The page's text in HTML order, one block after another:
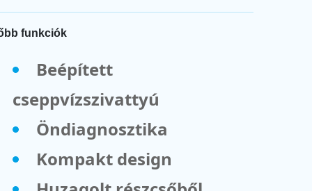
funkciók
Beépített
cseppvízszivattyú
Öndiagnosztika
Kompakt design